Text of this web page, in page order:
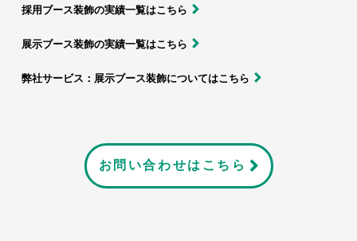
採用ブース装飾の実績一覧はこちら
展示ブース装飾の実績一覧はこちら
弊社サービス：展示ブース装飾についてはこちら
お問い合わせはこちら